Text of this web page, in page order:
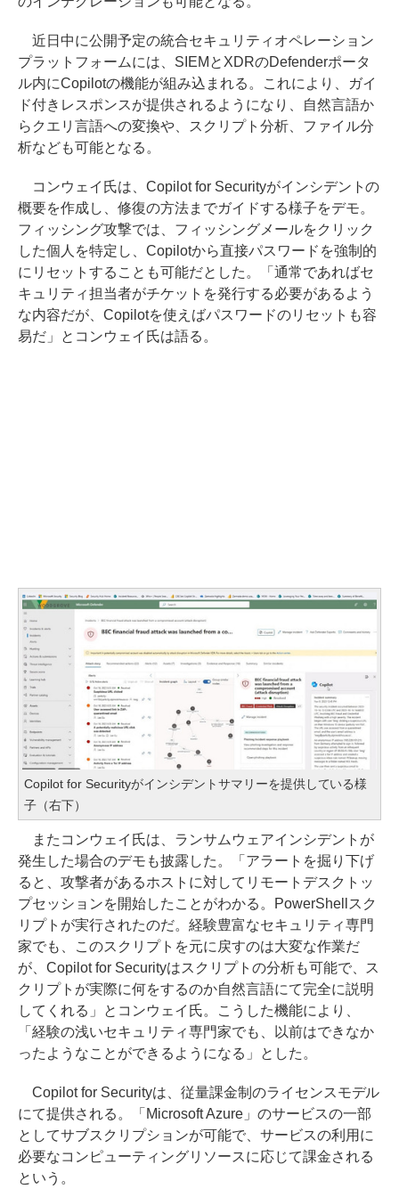
近日中に公開予定の統合セキュリティオペレーション
プラットフォームには、SIEMとXDRのDefenderポータ
ル内にCopilotの機能が組み込まれる。これにより、ガイ
ド付きレスポンスが提供されるようになり、自然言語か
らクエリ言語への変換や、スクリプト分析、ファイル分
析なども可能となる。
コンウェイ氏は、Copilot for Securityがインシデントの
概要を作成し、修復の方法までガイドする様子をデモ。
フィッシング攻撃では、フィッシングメールをクリック
した個人を特定し、Copilotから直接パスワードを強制的
にリセットすることも可能だとした。「通常であればセ
キュリティ担当者がチケットを発行する必要があるよう
な内容だが、Copilotを使えばパスワードのリセットも容
易だ」とコンウェイ氏は語る。
Copilot for Securityがインシデントサマリーを提供している様
子（右下）
またコンウェイ氏は、ランサムウェアインシデントが
発生した場合のデモも披露した。「アラートを掘り下げ
ると、攻撃者があるホストに対してリモートデスクトッ
プセッションを開始したことがわかる。PowerShellスク
リプトが実行されたのだ。経験豊富なセキュリティ専門
家でも、このスクリプトを元に戻すのは大変な作業だ
が、Copilot for Securityはスクリプトの分析も可能で、ス
クリプトが実際に何をするのか自然言語にて完全に説明
してくれる」とコンウェイ氏。こうした機能により、
「経験の浅いセキュリティ専門家でも、以前はできなか
ったようなことができるようになる」とした。
Copilot for Securityは、従量課金制のライセンスモデル
にて提供される。「Microsoft Azure」のサービスの一部
としてサブスクリプションが可能で、サービスの利用に
必要なコンピューティングリソースに応じて課金される
という。